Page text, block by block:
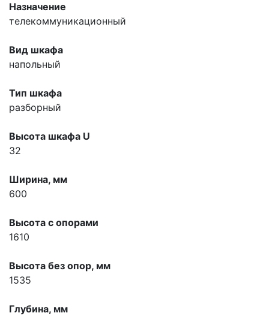
Назначение
телекоммуникационный
Вид шкафа
напольный
Тип шкафа
разборный
Высота шкафа U
32
Ширина, мм
600
Высота с опорами
1610
Высота без опор, мм
1535
Глубина, мм